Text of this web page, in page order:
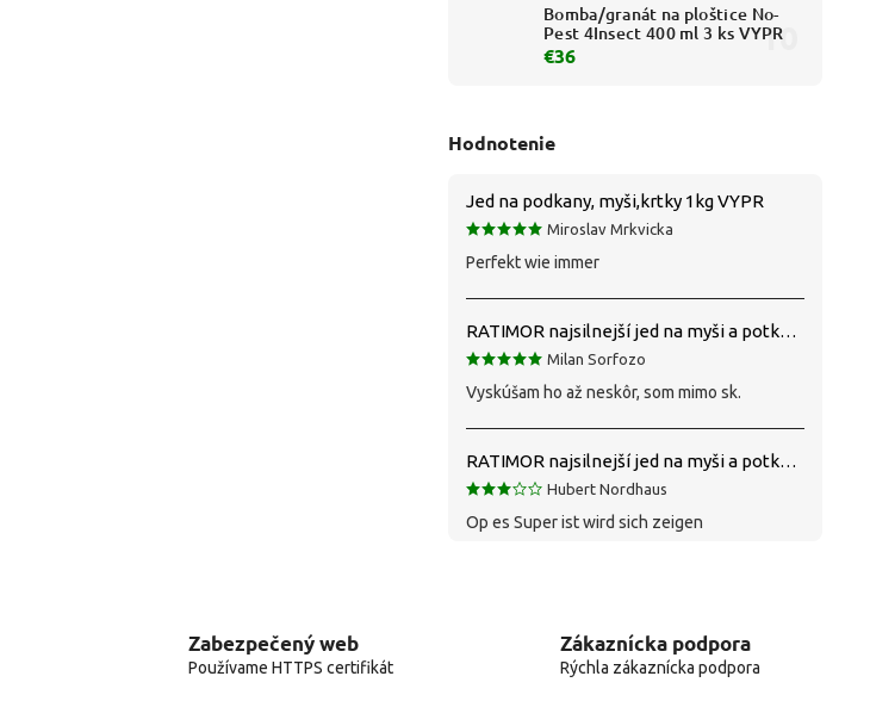
Bomba/granát na ploštice No-
Pest 4Insect 400 ml 3 ks VYPR
€36
Hodnotenie
Jed na podkany, myši,krtky 1kg VYPR
Miroslav Mrkvicka
Perfekt wie immer
RATIMOR najsilnejší jed na myši a potkany
Milan Sorfozo
Vyskúšam ho až neskôr, som mimo sk.
RATIMOR najsilnejší jed na myši a potkany
Hubert Nordhaus
Op es Super ist wird sich zeigen
Zabezpečený web
Používame HTTPS certifikát
Zákaznícka podpora
Rýchla zákaznícka podpora